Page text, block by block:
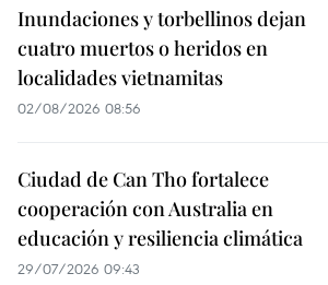
Inundaciones y torbellinos dejan
cuatro muertos o heridos en
localidades vietnamitas
02/08/2026 08:56
Ciudad de Can Tho fortalece
cooperación con Australia en
educación y resiliencia climática
29/07/2026 09:43